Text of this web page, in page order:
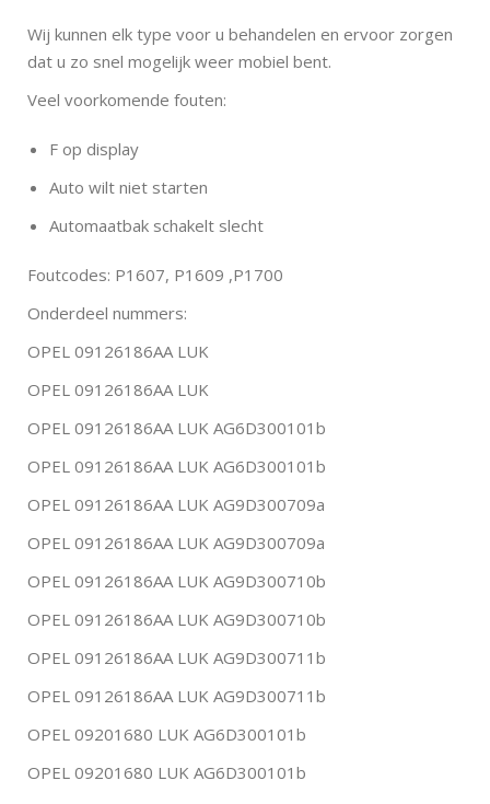
Wij kunnen elk type voor u behandelen en ervoor zorgen
dat u zo snel mogelijk weer mobiel bent.
Veel voorkomende fouten:
F op display
Auto wilt niet starten
Automaatbak schakelt slecht
Foutcodes: P1607, P1609 ,P1700
Onderdeel nummers:
OPEL 09126186AA LUK
OPEL 09126186AA LUK
OPEL 09126186AA LUK AG6D300101b
OPEL 09126186AA LUK AG6D300101b
OPEL 09126186AA LUK AG9D300709a
OPEL 09126186AA LUK AG9D300709a
OPEL 09126186AA LUK AG9D300710b
OPEL 09126186AA LUK AG9D300710b
OPEL 09126186AA LUK AG9D300711b
OPEL 09126186AA LUK AG9D300711b
OPEL 09201680 LUK AG6D300101b
OPEL 09201680 LUK AG6D300101b